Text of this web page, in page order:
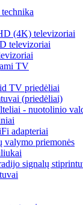
(4K) televizoriai
televizoriai
TV
TV priedėliai
(priedėliai)
- nuotolinio
adapteriai
valymo priemonės
signalų